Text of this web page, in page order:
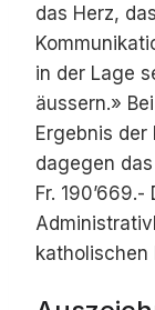
das Herz,
in der Lage
äussern.»
Ergebnis
dagegen
Fr.
katholischen